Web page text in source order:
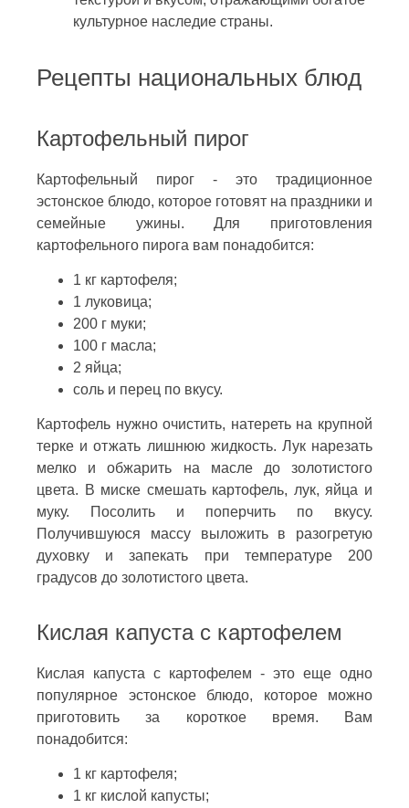
культурное наследие страны.
Рецепты национальных блюд
Картофельный пирог
Картофельный пирог - это традиционное
эстонское блюдо, которое готовят на праздники и
семейные ужины. Для приготовления
картофельного пирога вам понадобится:
1 кг картофеля;
1 луковица;
200 г муки;
100 г масла;
2 яйца;
соль и перец по вкусу.
Картофель нужно очистить, натереть на крупной
терке и отжать лишнюю жидкость. Лук нарезать
мелко и обжарить на масле до золотистого
цвета. В миске смешать картофель, лук, яйца и
муку. Посолить и поперчить по вкусу.
Получившуюся массу выложить в разогретую
духовку и запекать при температуре 200
градусов до золотистого цвета.
Кислая капуста с картофелем
Кислая капуста с картофелем - это еще одно
популярное эстонское блюдо, которое можно
приготовить за короткое время. Вам
понадобится:
1 кг картофеля;
1 кг кислой капусты;